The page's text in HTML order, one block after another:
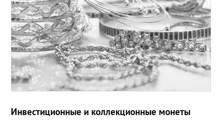
Инвестиционные и коллекционные монеты